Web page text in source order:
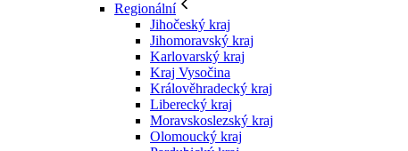
Regionální
Jihočeský kraj
Jihomoravský kraj
Karlovarský kraj
Kraj Vysočina
Králověhradecký kraj
Liberecký kraj
Moravskoslezský kraj
Olomoucký kraj